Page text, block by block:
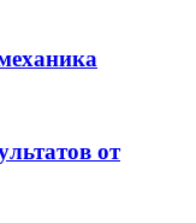
от